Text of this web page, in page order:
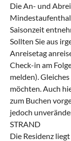
Die An- und
Saisonzeit
Sollten Sie aus
Anreisetag
Check-in am
melden).
möchten. Auch
zum Buchen
jedoch
STRAND
Die Residenz